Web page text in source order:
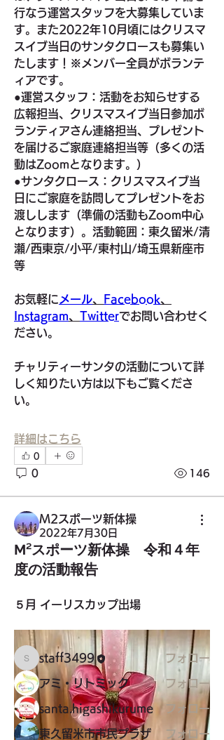
行なう運営スタッフを大募集していま
す。また2022年10月頃にはクリスマ
スイブ当日のサンタクロースも募集い
たします！※メンバー全員がボランテ
ィアです。
●運営スタッフ：活動をお知らせする
広報担当、クリスマスイブ当日参加ボ
ランティアさん連絡担当、プレゼント
を届けるご家庭連絡担当等（多くの活
動はZoomとなります。）
●サンタクロース：クリスマスイブ当
日にご家庭を訪問してプレゼントをお
渡しします（準備の活動もZoom中心
となります）。活動範囲：東久留米/清
瀬/西東京/小平/東村山/埼玉県新座市
等
お気軽に メール、 Facebook、
Instagram、 Twitterでお問い合わせく
ださい。
チャリティーサンタの活動について詳
しく知りたい方は以下もご覧くださ
い。
詳細はこちら
0
0 146
Ｍ2スポーツ新体操
2022年7月30日
М²スポーツ新体操 令和４年
度の活動報告
５月 イーリスカップ出場
グループについて
学校、サークル、習い事（主にこども
メンバー
staff3499
staff3499 フォロー
アミ・リトミック フォロー
santa.higashikurume フォロー
東久留米市市民プラザ フォロー